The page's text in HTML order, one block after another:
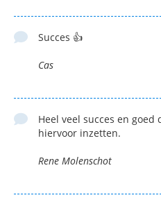
Succes 👍
Cas
Heel veel succes en goed
hiervoor inzetten.
Rene Molenschot